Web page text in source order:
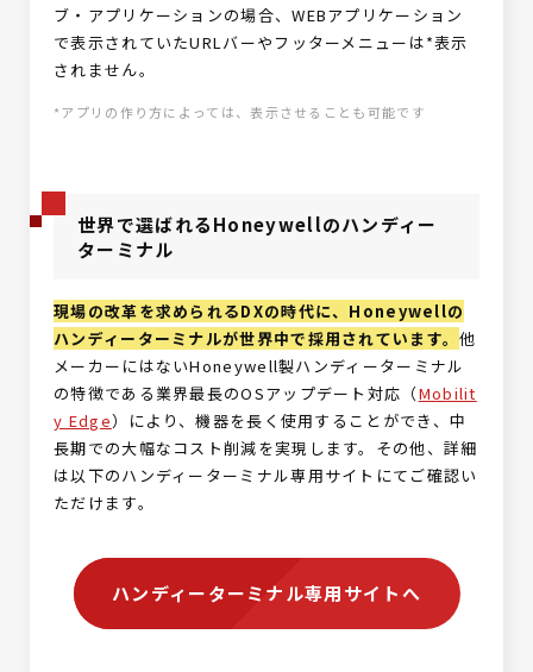
ブ・アプリケーションの場合、WEBアプリケーション
で表示されていたURLバーやフッターメニューは*表示
されません。
*アプリの作り方によっては、表示させることも可能です
世界で選ばれるHoneywellのハンディー
ターミナル
現場の改革を求められるDXの時代に、Honeywellの
ハンディーターミナルが世界中で採用されています。他
メーカーにはないHoneywell製ハンディーターミナル
の特徴である業界最長のOSアップデート対応（Mobilit
y Edge）により、機器を長く使用することができ、中
長期での大幅なコスト削減を実現します。その他、詳細
は以下のハンディーターミナル専用サイトにてご確認い
ただけます。
ハンディーターミナル専用サイトへ